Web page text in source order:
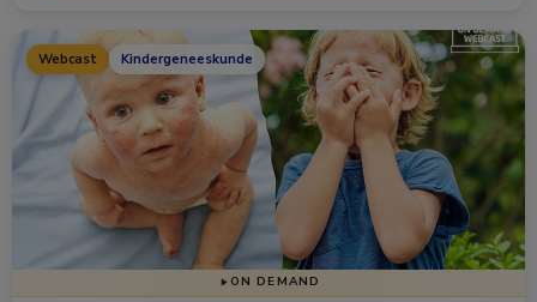
Webcast Kindergeneeskunde
ON DEMAND